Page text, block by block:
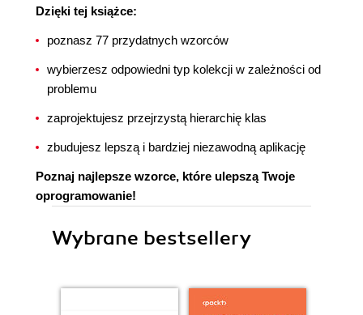
Dzięki tej książce:
poznasz 77 przydatnych wzorców
wybierzesz odpowiedni typ kolekcji w zależności od
problemu
zaprojektujesz przejrzystą hierarchię klas
zbudujesz lepszą i bardziej niezawodną aplikację
Poznaj najlepsze wzorce, które ulepszą Twoje
oprogramowanie!
Wybrane bestsellery